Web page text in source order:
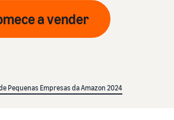
a vender
Pequenas Empresas da Amazon 2024